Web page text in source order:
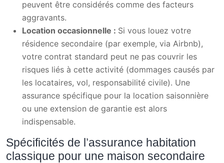
peuvent être considérés comme des facteurs
aggravants.
Location occasionnelle : Si vous louez votre
résidence secondaire (par exemple, via Airbnb),
votre contrat standard peut ne pas couvrir les
risques liés à cette activité (dommages causés par
les locataires, vol, responsabilité civile). Une
assurance spécifique pour la location saisonnière
ou une extension de garantie est alors
indispensable.
Spécificités de l’assurance habitation
classique pour une maison secondaire